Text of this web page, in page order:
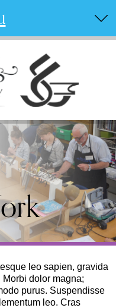
leo sapien, gravida
dolor magna;
purus. Suspendisse
leo. Cras